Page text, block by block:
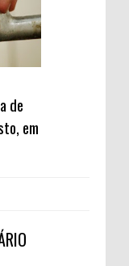
de
em